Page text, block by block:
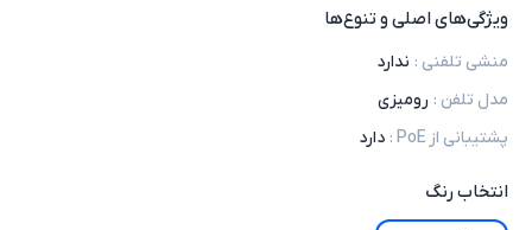
ویژگی‌های اصلی و تنوع‌ها
منشی تلفنی : ندارد
مدل تلفن : رومیزی
پشتیبانی از PoE
: دارد
انتخابرنگ